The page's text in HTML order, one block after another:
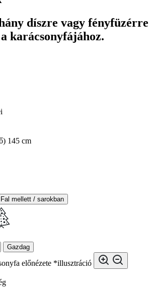
díszre vagy fényfüzérre
karácsonyfájához.
145 cm
Fal mellett / sarokban
Gazdag
*illusztráció